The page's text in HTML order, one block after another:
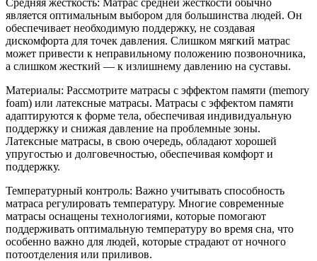
является оптимальным выбором для большинства людей. Он
обеспечивает необходимую поддержку, не создавая
дискомфорта для точек давления. Слишком мягкий матрас
может привести к неправильному положению позвоночника,
а слишком жесткий — к излишнему давлению на суставы.
Материалы: Рассмотрите матрасы с эффектом памяти (memory
foam) или латексные матрасы. Матрасы с эффектом памяти
адаптируются к форме тела, обеспечивая индивидуальную
поддержку и снижая давление на проблемные зоны.
Латексные матрасы, в свою очередь, обладают хорошей
упругостью и долговечностью, обеспечивая комфорт и
поддержку.
Температурный контроль: Важно учитывать способность
матраса регулировать температуру. Многие современные
матрасы оснащены технологиями, которые помогают
поддерживать оптимальную температуру во время сна, что
особенно важно для людей, которые страдают от ночного
потоотделения или приливов.